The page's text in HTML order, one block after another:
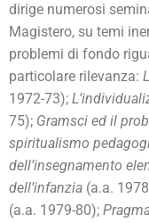
dirige numerosi
Magistero, su temi
problemi di fondo
particolare rilevanza:
1972-73);
75); Gramsci ed il
spiritualismo
dell’insegnamento
dell’infanzia (a.a.
(a.a. 1979-80);